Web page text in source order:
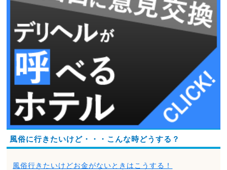
風俗に行きたいけど・・・こんな時どうする？
風俗行きたいけどお金がないときはこうする！